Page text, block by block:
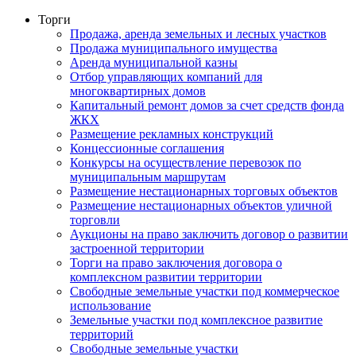
Торги
Продажа, аренда земельных и лесных участков
Продажа муниципального имущества
Аренда муниципальной казны
Отбор управляющих компаний для
многоквартирных домов
Капитальный ремонт домов за счет средств фонда
ЖКХ
Размещение рекламных конструкций
Концессионные соглашения
Конкурсы на осуществление перевозок по
муниципальным маршрутам
Размещение нестационарных торговых объектов
Размещение нестационарных объектов уличной
торговли
Аукционы на право заключить договор о развитии
застроенной территории
Торги на право заключения договора о
комплексном развитии территории
Свободные земельные участки под коммерческое
использование
Земельные участки под комплексное развитие
территорий
Свободные земельные участки